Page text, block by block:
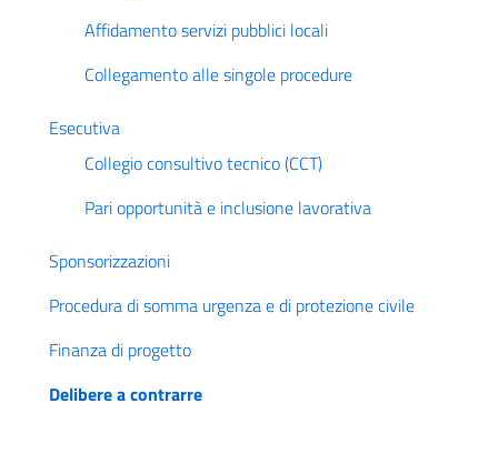
Affidamento servizi pubblici locali
Collegamento alle singole procedure
Esecutiva
Collegio consultivo tecnico (CCT)
Pari opportunità e inclusione lavorativa
Sponsorizzazioni
Procedura di somma urgenza e di protezione civile
Finanza di progetto
Delibere a contrarre